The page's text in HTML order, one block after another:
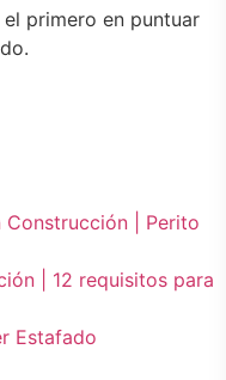
el primero en puntuar
Construcción | Perito
| 12 requisitos para
Estafado